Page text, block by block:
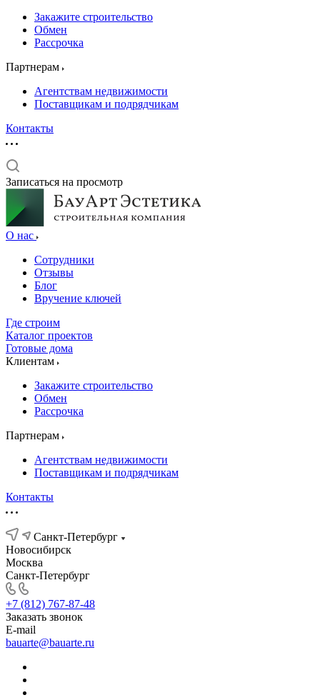
Закажите строительство
Обмен
Рассрочка
Партнерам
Агентствам недвижимости
Поставщикам и подрядчикам
Контакты
Записаться на просмотр
О нас
Сотрудники
Отзывы
Блог
Вручение ключей
Где строим
Каталог проектов
Готовые дома
Клиентам
Закажите строительство
Обмен
Рассрочка
Партнерам
Агентствам недвижимости
Поставщикам и подрядчикам
Контакты
Санкт-Петербург
Новосибирск
Москва
Санкт-Петербург
+7 (812) 767-87-48
Заказать звонок
E-mail
bauarte@bauarte.ru